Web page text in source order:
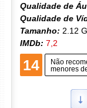
Qualidade de
Qualidade de
Tamanho: 2.12
IMDb: 7,2
14
Não
menores